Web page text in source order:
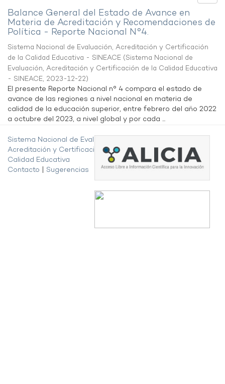
Balance General del Estado de Avance en
Materia de Acreditación y Recomendaciones de
Política - Reporte Nacional N°4.
Sistema Nacional de Evaluación, Acreditación y Certificación
de la Calidad Educativa - SINEACE (Sistema Nacional de
Evaluación, Acreditación y Certificación de la Calidad Educativa
- SINEACE, 2023-12-22)
El presente Reporte Nacional n° 4 compara el estado de
avance de las regiones a nivel nacional en materia de
calidad de la educación superior, entre febrero del año 2022
a octubre del 2023, a nivel global y por cada ...
Sistema Nacional de Evaluación,
Acreditación y Certificación de la
Calidad Educativa
Contacto
Sugerencias